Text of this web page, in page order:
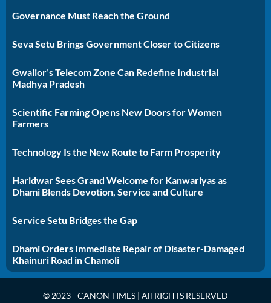
Governance Must Reach the Ground
Seva Setu Brings Government Closer to Citizens
Gwalior’s Telecom Zone Can Redefine Industrial
Madhya Pradesh
Scientific Farming Opens New Doors for Women
Farmers
Technology Is the New Route to Farm Prosperity
Haridwar Sees Grand Welcome for Kanwariyas as
Dhami Blends Devotion, Service and Culture
Service Setu Bridges the Gap
Dhami Orders Immediate Repair of Disaster-Damaged
Khainuri Road in Chamoli
© 2023 - CANON TIMES | All RIGHTS RESERVED